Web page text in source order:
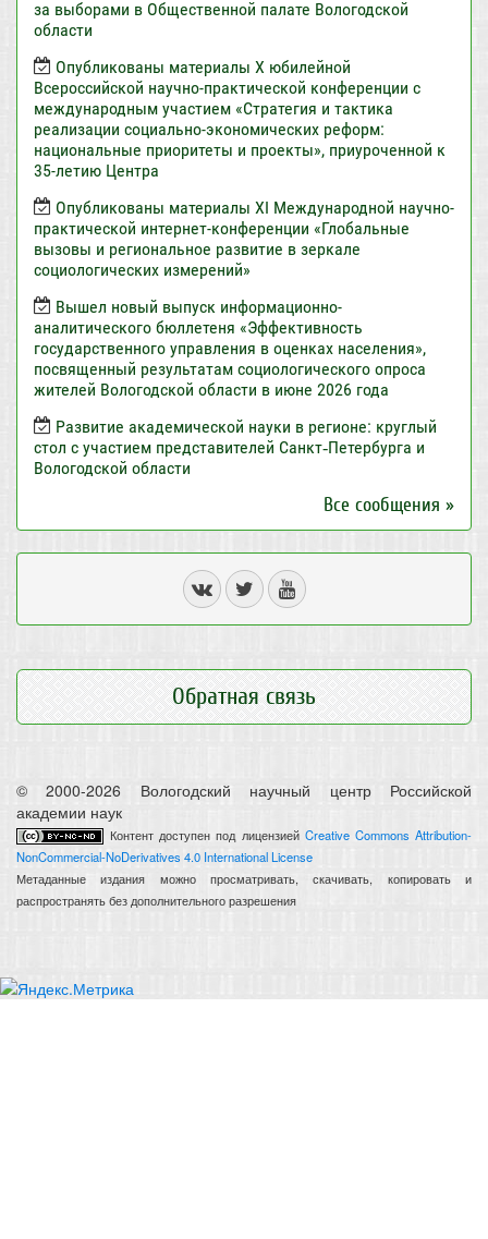
за выборами в Общественной палате Вологодской
области
Опубликованы материалы X юбилейной
Всероссийской научно-практической конференции с
международным участием «Стратегия и тактика
реализации социально-экономических реформ:
национальные приоритеты и проекты», приуроченной к
35-летию Центра
Опубликованы материалы XI Международной научно-
практической интернет-конференции «Глобальные
вызовы и региональное развитие в зеркале
социологических измерений»
Вышел новый выпуск информационно-
аналитического бюллетеня «Эффективность
государственного управления в оценках населения»,
посвященный результатам социологического опроса
жителей Вологодской области в июне 2026 года
Развитие академической науки в регионе: круглый
стол с участием представителей Санкт‑Петербурга и
Вологодской области
Все сообщения »
Обратная связь
© 2000-2026 Вологодский научный центр Российской
академии наук
Контент доступен под лицензией Creative Commons Attribution-
NonCommercial-NoDerivatives 4.0 International License
Метаданные издания можно просматривать, скачивать, копировать и
распространять без дополнительного разрешения